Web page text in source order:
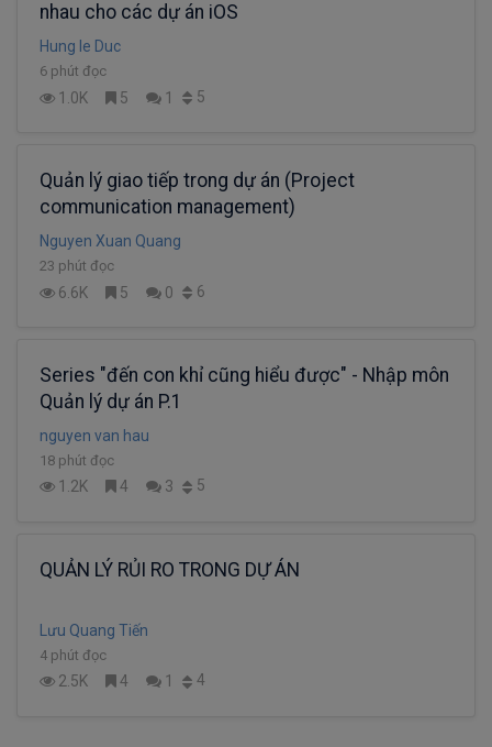
nhau cho các dự án iOS
Hung le Duc
6 phút đọc
1.0K 5 1 5
Quản lý giao tiếp trong dự án (Project
communication management)
Nguyen Xuan Quang
23 phút đọc
6.6K 5 0 6
Series "đến con khỉ cũng hiểu được" - Nhập môn
Quản lý dự án P.1
nguyen van hau
18 phút đọc
1.2K 4 3 5
QUẢN LÝ RỦI RO TRONG DỰ ÁN
Lưu Quang Tiến
4 phút đọc
2.5K 4 1 4